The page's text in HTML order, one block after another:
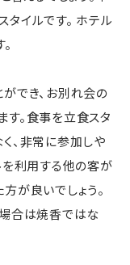
イルです。 ホテル
でき、お別れ会の
。食事を立食スタ
、非常に参加しや
を利用する他の客が
が良いでしょう。
合は焼香ではな